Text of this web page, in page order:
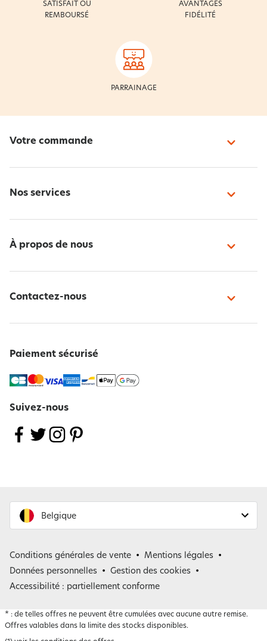
SATISFAIT OU
REMBOURSÉ
AVANTAGES
FIDÉLITÉ
PARRAINAGE
Votre commande
Nos services
À propos de nous
Contactez-nous
Paiement sécurisé
Suivez-nous
Belgique
Belgique
Conditions générales de vente
Mentions légales
Données personnelles
Gestion des cookies
Accessibilité : partiellement conforme
* : de telles offres ne peuvent être cumulées avec aucune autre remise.
Offres valables dans la limite des stocks disponibles.